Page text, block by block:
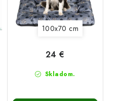
100x70 cm
Skladom.
24 €